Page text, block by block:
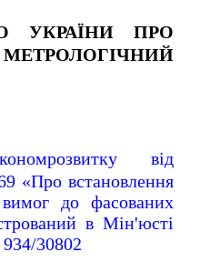
УКРАЇНИ ПРО
від
«Про встановлення
вимог до фасованих
в Мін'юсті
30802